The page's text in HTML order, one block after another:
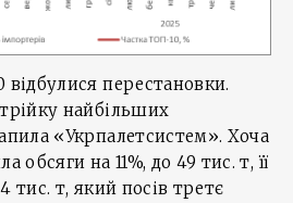
перестановки.
найбільших
«Укрпалетсистем». Хоча
обсяги на 11%, до 49 тис. т, її
тис. т, який посів третє